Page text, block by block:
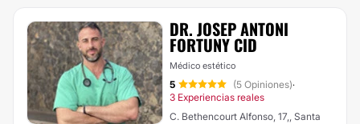
DR. JOSEP ANTONI
FORTUNY CID
Médico estético
5 (5 Opiniones)·
3 Experiencias reales
C. Bethencourt Alfonso, 17,, Santa